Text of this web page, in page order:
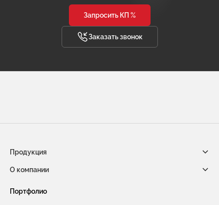
Запросить КП %
Заказать звонок
Продукция
Габионы из сетки двойного кручения
Габионы насыпного типа ГНТ
О компании
Новости компании
Портфолио